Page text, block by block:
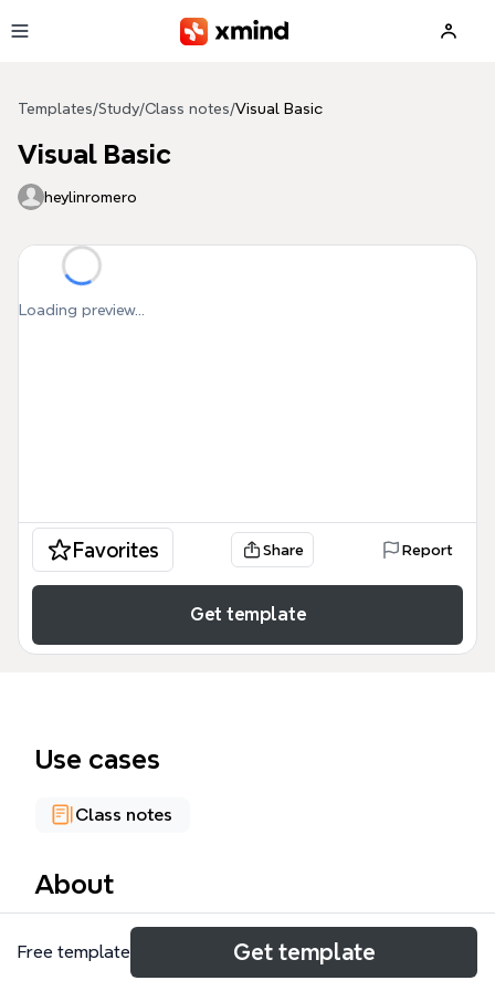
Templates/Study/Class notes/Visual Basic
Visual Basic
heylinromero
Loading preview...
Favorites Share Report
Get template
Use cases
Class notes
About
El mapa conceptual de Visual Basic de Xmind es
una guía visual de 47 nodos que cubre los
Free template Get template